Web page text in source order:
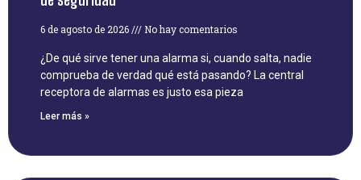
6 de agosto de 2026 No hay comentarios
¿De qué sirve tener una alarma si, cuando salta, nadie
comprueba de verdad qué está pasando? La central
receptora de alarmas es justo esa pieza
Leer más »